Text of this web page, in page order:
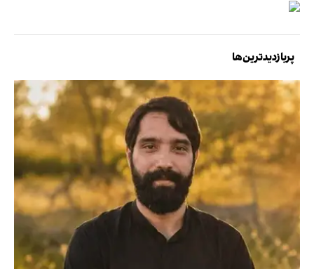
پربازدیدترین‌ها